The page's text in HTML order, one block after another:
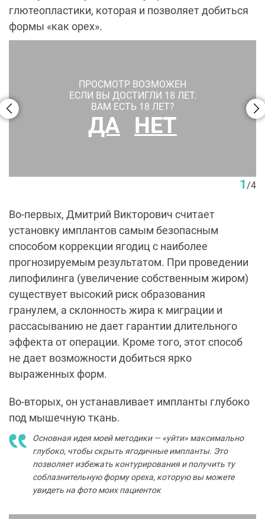
глютеопластики, которая и позволяет добиться
формы «как орех».
ПРОСМОТР ВОЗМОЖЕН
ЕСЛИ ВЫ ДОСТИГЛИ 18 ЛЕТ.
ВАМ ЕСТЬ 18 ЛЕТ?
ДА НЕТ
1/4
Во-первых, Дмитрий Викторович считает
установку имплантов самым безопасным
способом коррекции ягодиц с наиболее
прогнозируемым результатом. При проведении
липофилинга (увеличение собственным жиром)
существует высокий риск образования
гранулем, а склонность жира к миграции и
рассасыванию не дает гарантии длительного
эффекта от операции. Кроме того, этот способ
не дает возможности добиться ярко
выраженных форм.
Во-вторых, он устанавливает импланты глубоко
под мышечную ткань.
Основная идея моей методики — «уйти» максимально
глубоко, чтобы скрыть ягодичные импланты. Это
позволяет избежать контурирования и получить ту
соблазнительную форму ореха, которую вы можете
увидеть на фото моих пациенток